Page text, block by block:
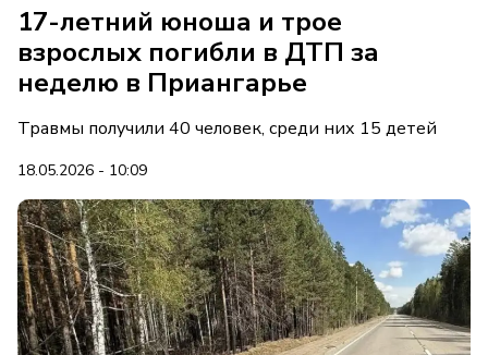
17-летний юноша и трое
взрослых погибли в ДТП за
неделю в Приангарье
Травмы получили 40 человек, среди них 15 детей
18.05.2026 - 10:09